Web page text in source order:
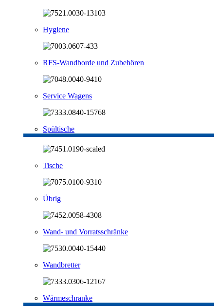
Hygiene
RFS-Wandborde und Zubehören
Service Wagens
Spültische
Tische
Übrig
Wand- und Vorratsschränke
Wandbretter
Wärmeschranke